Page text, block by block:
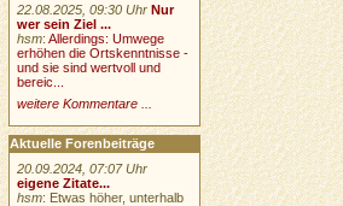
22.08.2025, 09:30 Uhr Nur
wer sein Ziel ...
hsm:Allerdings: Umwege
erhöhen die Ortskenntnisse -
und sie sind wertvoll und
bereic...
weitere Kommentare ...
Aktuelle Forenbeiträge
20.09.2024, 07:07 Uhr
eigene Zitate...
hsm: Etwas höher, unterhalb